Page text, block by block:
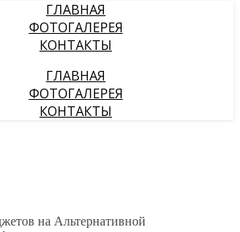
ГЛАВНАЯ
ФОТОГАЛЕРЕЯ
КОНТАКТЫ
ГЛАВНАЯ
ФОТОГАЛЕРЕЯ
КОНТАКТЫ
на Альтернативной